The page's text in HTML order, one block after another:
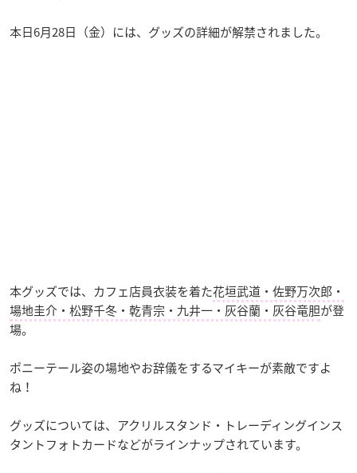
本日6月28日（金）には、グッズの詳細が解禁されました。
本グッズでは、カフェ店員衣装を着た花垣武道・佐野万次郎・
場地圭介・松野千冬・乾青宗・九井一・灰谷蘭・灰谷竜胆が登
場。
ポニーテール姿の場地やお辞儀をするマイキーが素敵ですよ
ね！
グッズについては、アクリルスタンド・トレーディングインス
タントフォトカードなどがラインナップされています。